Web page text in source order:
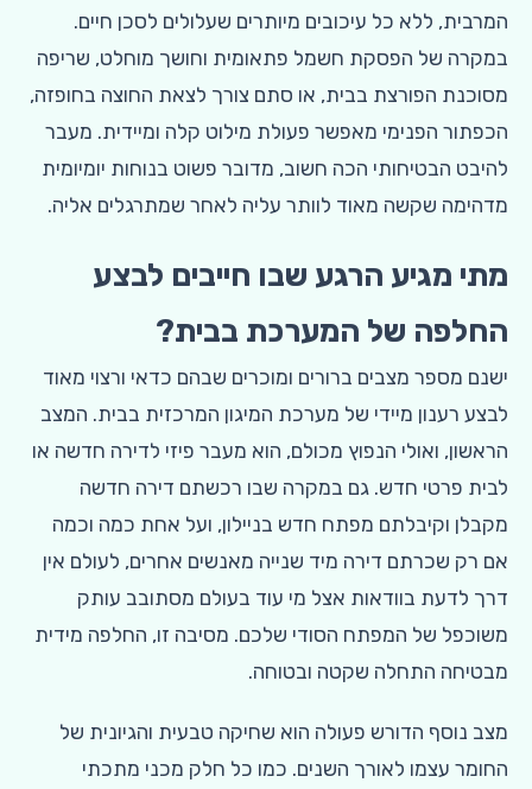
המרבית, ללא כל עיכובים מיותרים שעלולים לסכן חיים.
במקרה של הפסקת חשמל פתאומית וחושך מוחלט, שריפה
מסוכנת הפורצת בבית, או סתם צורך לצאת החוצה בחופזה,
הכפתור הפנימי מאפשר פעולת מילוט קלה ומיידית. מעבר
להיבט הבטיחותי הכה חשוב, מדובר פשוט בנוחות יומיומית
מדהימה שקשה מאוד לוותר עליה לאחר שמתרגלים אליה.
מתי מגיע הרגע שבו חייבים לבצע
החלפה של המערכת בבית?
ישנם מספר מצבים ברורים ומוכרים שבהם כדאי ורצוי מאוד
לבצע רענון מיידי של מערכת המיגון המרכזית בבית. המצב
הראשון, ואולי הנפוץ מכולם, הוא מעבר פיזי לדירה חדשה או
לבית פרטי חדש. גם במקרה שבו רכשתם דירה חדשה
מקבלן וקיבלתם מפתח חדש בניילון, ועל אחת כמה וכמה
אם רק שכרתם דירה מיד שנייה מאנשים אחרים, לעולם אין
דרך לדעת בוודאות אצל מי עוד בעולם מסתובב עותק
משוכפל של המפתח הסודי שלכם. מסיבה זו, החלפה מידית
מבטיחה התחלה שקטה ובטוחה.
מצב נוסף הדורש פעולה הוא שחיקה טבעית והגיונית של
החומר עצמו לאורך השנים. כמו כל חלק מכני מתכתי